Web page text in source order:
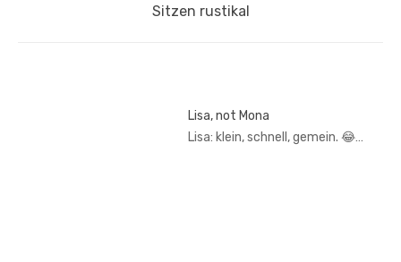
Next
Sitzen rustikal
Lisa, not Mona
Lisa: klein, schnell, gemein. 😂…